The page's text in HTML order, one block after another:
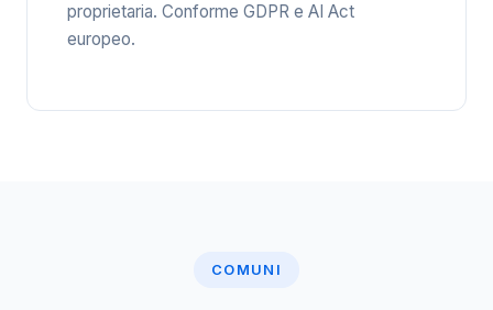
proprietaria. Conforme GDPR e AI Act
europeo.
COMUNI